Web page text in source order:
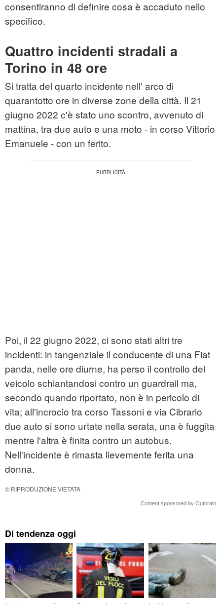
consentiranno di definire cosa è accaduto nello
specifico.
Quattro incidenti stradali a
Torino in 48 ore
Si tratta del quarto incidente nell' arco di
quarantotto ore in diverse zone della città. Il 21
giugno 2022 c'è stato uno scontro, avvenuto di
mattina, tra due auto e una moto - in corso Vittorio
Emanuele - con un ferito.
Poi, il 22 giugno 2022, ci sono stati altri tre
incidenti: in tangenziale il conducente di una Fiat
panda, nelle ore diurne, ha perso il controllo del
veicolo schiantandosi contro un guardrail ma,
secondo quando riportato, non è in pericolo di
vita; all'incrocio tra corso Tassoni e via Cibrario
due auto si sono urtate nella serata, una è fuggita
mentre l'altra è finita contro un autobus.
Nell'incidente è rimasta lievemente ferita una
donna.
© RIPRODUZIONE VIETATA
Content sponsored by Outbrain
Di tendenza oggi